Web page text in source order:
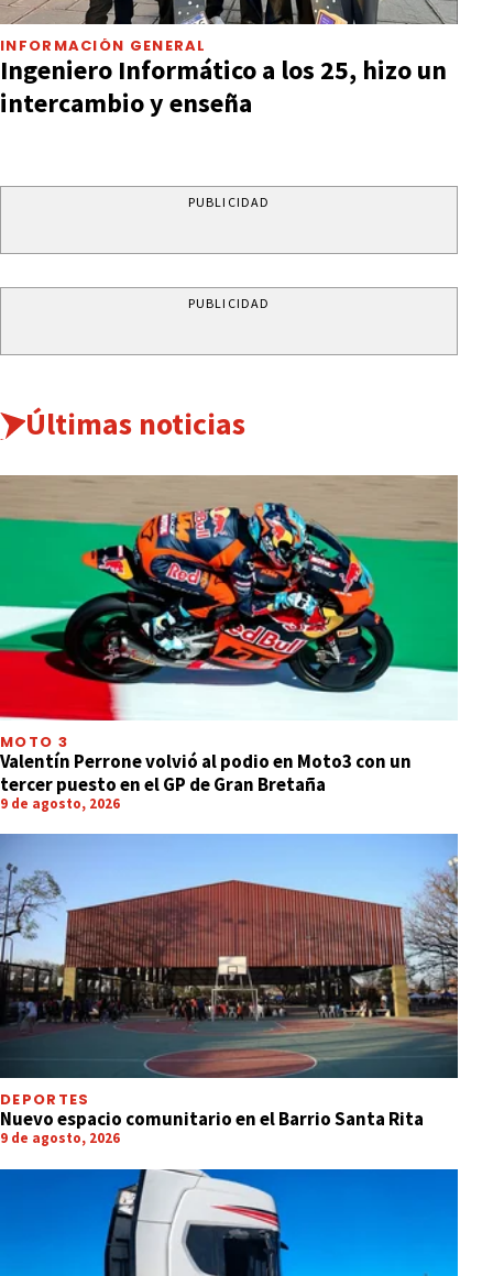
INFORMACIÓN GENERAL
Ingeniero Informático a los 25, hizo un
intercambio y enseña
PUBLICIDAD
PUBLICIDAD
Últimas noticias
MOTO 3
Valentín Perrone volvió al podio en Moto3 con un
tercer puesto en el GP de Gran Bretaña
9 de agosto, 2026
DEPORTES
Nuevo espacio comunitario en el Barrio Santa Rita
9 de agosto, 2026